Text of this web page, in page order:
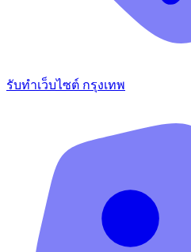
รับทำเว็บไซต์ กรุงเทพ